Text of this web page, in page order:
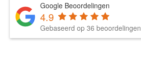
Google Beoordelingen
4.9
Gebaseerd op 36 beoordelingen